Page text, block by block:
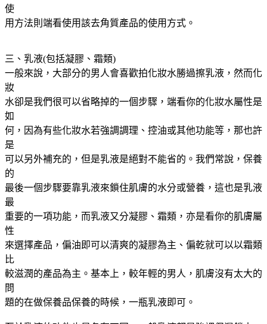
使
用方法則端看使用該去角質產品的使用方式。
三、乳液(包括凝膠、霜類)
一般來說，大部分的男人會喜歡拍化妝水勝過擦乳液，然而化
妝
水卻是我們很可以省略掉的一個步驟，端看你的化妝水屬性是
如
何，因為有些化妝水若強調調理、控油或其他功能等，那也許
是
可以另外補充的，但是乳液是絕對不能省的。我們常說，保養
的
最後一個步驟要靠乳液來鎖住肌膚的水分或營養，這也是乳液
最
重要的一項功能，而乳液又分凝膠、霜類，亦是看你的肌膚屬
性
來選擇產品，偏油即可以清爽的凝膠為主、偏乾就可以以霜類
比
較滋潤的產品為主。基本上，較年輕的男人，肌膚沒有太大的
問
題的在做保養品保養的時候，一瓶乳液即可。